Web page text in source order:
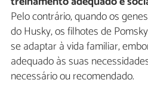
Pelo contrário, quando os
do Husky, os filhotes de
se adaptar à vida familiar,
adequado às suas
necessário ou recomendado.